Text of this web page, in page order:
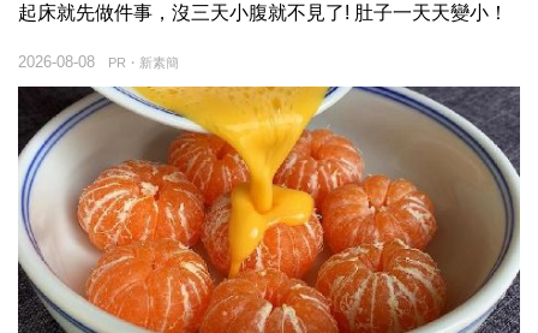
起床就先做件事，沒三天小腹就不見了! 肚子一天天變小！
PR・新素簡
2026-08-08